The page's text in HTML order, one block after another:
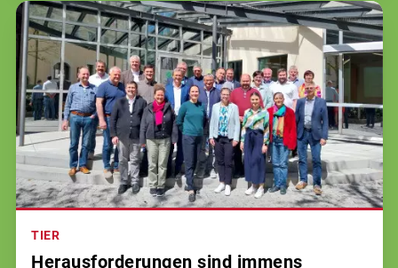
TIER
Herausforderungen sind immens